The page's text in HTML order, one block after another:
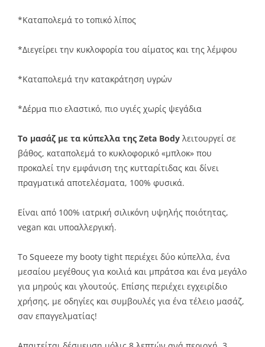
*Καταπολεμά το τοπικό λίπος
*Διεγείρει την κυκλοφορία του αίματος και της λέμφου
*Καταπολεμά την κατακράτηση υγρών
*Δέρμα πιο ελαστικό, πιο υγιές χωρίς ψεγάδια
Το μασάζ με τα κύπελλα της Zeta Body λειτουργεί σε
βάθος, καταπολεμά το κυκλοφορικό «μπλοκ» που
προκαλεί την εμφάνιση της κυτταρίτιδας και δίνει
πραγματικά αποτελέσματα, 100% φυσικά.
Είναι από 100% ιατρική σιλικόνη υψηλής ποιότητας,
vegan και υποαλλεργική.
Το Squeeze my booty tight περιέχει δύο κύπελλα, ένα
μεσαίου μεγέθους για κοιλιά και μπράτσα και ένα μεγάλο
για μηρούς και γλουτούς. Επίσης περιέχει εγχειρίδιο
χρήσης, με οδηγίες και συμβουλές για ένα τέλειο μασάζ,
σαν επαγγελματίας!